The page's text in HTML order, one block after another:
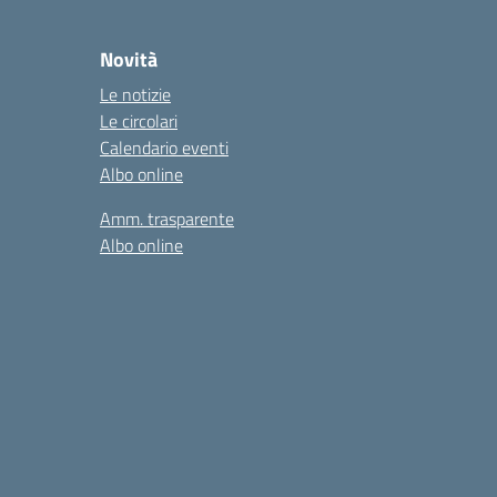
Novità
Le notizie
Le circolari
Calendario eventi
Albo online
Amm. trasparente
Albo online